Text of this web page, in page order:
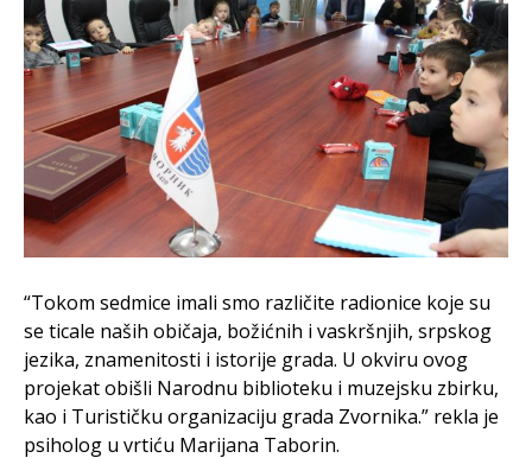
“Tokom sedmice imali smo različite radionice koje su
se ticale naših običaja, božićnih i vaskršnjih, srpskog
jezika, znamenitosti i istorije grada. U okviru ovog
projekat obišli Narodnu biblioteku i muzejsku zbirku,
kao i Turističku organizaciju grada Zvornika.” rekla je
psiholog u vrtiću Marijana Taborin.